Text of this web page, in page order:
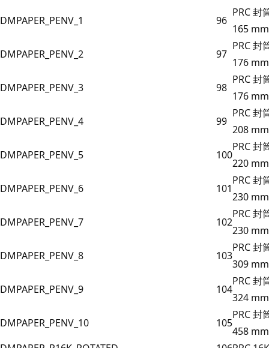
DMPAPER_PENV_1
96
PRC 封
165 mm
DMPAPER_PENV_2
97
PRC 封
176 mm
DMPAPER_PENV_3
98
PRC 封
176 mm
DMPAPER_PENV_4
99
PRC 封
208 mm
DMPAPER_PENV_5
100
PRC 封
220 mm
DMPAPER_PENV_6
101
PRC 封
230 mm
DMPAPER_PENV_7
102
PRC 封
230 mm
DMPAPER_PENV_8
103
PRC 封
309 mm
DMPAPER_PENV_9
104
PRC 封
324 mm
DMPAPER_PENV_10
105
PRC 封
458 mm